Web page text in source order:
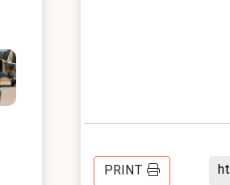
PRINT